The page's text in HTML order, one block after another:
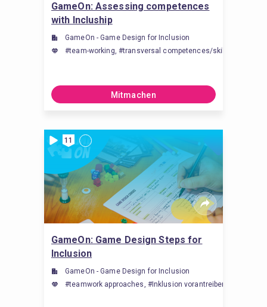
GameOn: Assessing competences
with Incluship
GameOn - Game Design for Inclusion
#team-working, #transversal competences/skills,
Mitmachen
11
GameOn: Game Design Steps for
Inclusion
GameOn - Game Design for Inclusion
#teamwork approaches, #Inklusion vorantreiben, #work